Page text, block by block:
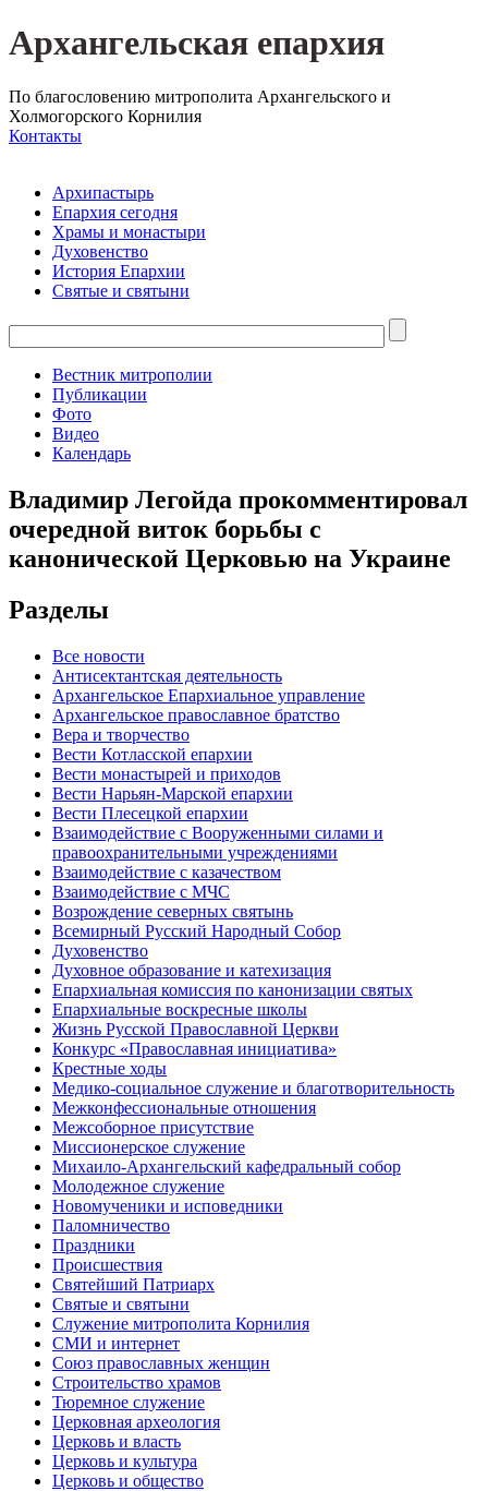
Архангельская епархия
По благословению митрополита Архангельского и
Холмогорского Корнилия
Контакты
Архипастырь
Епархия сегодня
Храмы и монастыри
Духовенство
История Епархии
Святые и святыни
Вестник митрополии
Публикации
Фото
Видео
Календарь
Владимир Легойда прокомментировал
очередной виток борьбы с
канонической Церковью на Украине
Разделы
Все новости
Антисектантская деятельность
Архангельское Епархиальное управление
Архангельское православное братство
Вера и творчество
Вести Котласской епархии
Вести монастырей и приходов
Вести Нарьян-Марской епархии
Вести Плесецкой епархии
Взаимодействие с Вооруженными силами и
правоохранительными учреждениями
Взаимодействие с казачеством
Взаимодействие с МЧС
Возрождение северных святынь
Всемирный Русский Народный Собор
Духовенство
Духовное образование и катехизация
Епархиальная комиссия по канонизации святых
Епархиальные воскресные школы
Жизнь Русской Православной Церкви
Конкурс «Православная инициатива»
Крестные ходы
Медико-социальное служение и благотворительность
Межконфессиональные отношения
Межсоборное присутствие
Миссионерское служение
Михаило-Архангельский кафедральный собор
Молодежное служение
Новомученики и исповедники
Паломничество
Праздники
Происшествия
Святейший Патриарх
Святые и святыни
Служение митрополита Корнилия
СМИ и интернет
Союз православных женщин
Строительство храмов
Тюремное служение
Церковная археология
Церковь и власть
Церковь и культура
Церковь и общество